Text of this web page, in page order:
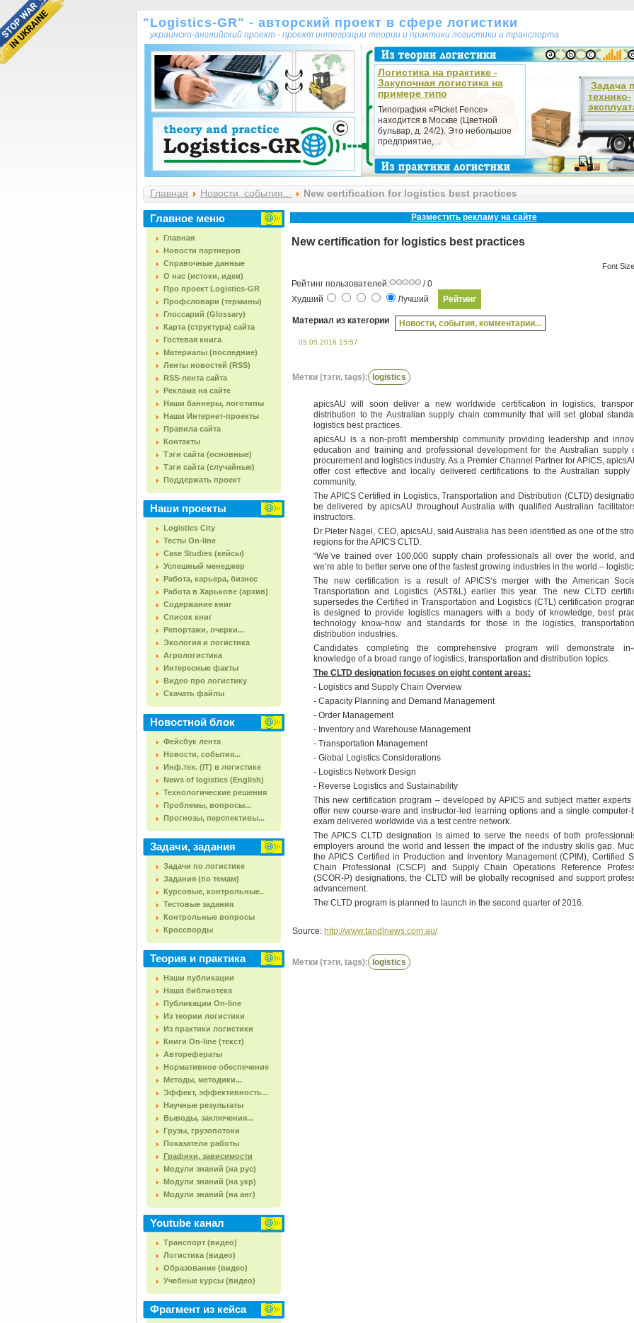
"Logistics-GR" - авторский проект в сфере логистики
украинско-английский проект - проект интеграции теории и практики логистики и транспорта
Логистика на практике -
Закупочная логистика на
примере типо
Типография «Picket Fence»
находится в Москве (Цветной
бульвар, д. 24/2). Это небольшое
предприятие, ...
Задача
технико-
Главная Новости, события... New certification for logistics best practices
Главное меню
Главная
Новости партнеров
Справочные данные
О нас (истоки, идеи)
Про проект Logistics-GR
Профсловари (термины)
Глоссарий (Glossary)
Карта (структура) сайта
Гостевая книга
Материалы (последние)
Ленты новостей (RSS)
RSS-лента сайта
Реклама на сайте
Наши баннеры, логотипы
Наши Интернет-проекты
Правила сайта
Контакты
Тэги сайта (основные)
Тэги сайта (случайные)
Поддержать проект
Наши проекты
Logistics City
Тесты On-line
Case Studies (кейсы)
Успешный менеджер
Работа, карьера, бизнес
Работа в Харькове (архив)
Содержание книг
Список книг
Репортажи, очерки...
Экология и логистика
Агрологистика
Интересные факты
Видео про логистику
Скачать файлы
Новостной блок
Фейсбук лента
Новости, события...
Инф.тех. (IT) в логистике
News of logistics (English)
Технологические решения
Проблемы, вопросы...
Прогнозы, перспективы...
Задачи, задания
Задачи по логистике
Задания (по темам)
Курсовые, контрольные..
Тестовые задания
Контрольные вопросы
Кроссворды
Теория и практика
Наши публикации
Наша библиотека
Публикации On-line
Из теории логистики
Из практики логистики
Книги On-line (текст)
Авторефераты
Нормативное обеспечение
Методы, методики...
Эффект, эффективность...
Научные результаты
Выводы, заключения...
Грузы, грузопотоки
Показатели работы
Графики, зависимости
Модули знаний (на рус)
Модули знаний (на укр)
Модули знаний (на анг)
Youtube канал
Транспорт (видео)
Логистика (видео)
Образование (видео)
Учебные курсы (видео)
Фрагмент из кейса
Разместить рекламу на сайте
New certification for logistics best practices
Font Size
Рейтинг пользователей:
/ 0
Худший
Лучший
Материал из категории Новости, события, комментарии...
05.05.2016 15:57
Метки (тэги, tags): logistics
apicsAU will soon deliver a new worldwide certification in logistics,
distribution to the Australian supply chain community that will set global
logistics best practices.
apicsAU is a non-profit membership community providing leadership and
education and training and professional development for the Australian supply
procurement and logistics industry. As a Premier Channel Partner for APICS,
offer cost effective and locally delivered certifications to the Australian supply
community.
The APICS Certified in Logistics, Transportation and Distribution (CLTD)
be delivered by apicsAU throughout Australia with qualified Australian
instructors.
Dr Pieter Nagel, CEO, apicsAU, saidAustralia has been identified as one of the
regions for the APICS CLTD.
“We’ve trained over 100,000 supply chain professionals all over the world,
we‘re able to better serve one of the fastest growing industries in the world –
The new certification is a result of APICS‘s merger with the American
Transportation and Logistics (AST&L) earlier this year. The new CLTD
supersedes the Certified in Transportation and Logistics (CTL) certification
is designed to provide logistics managers with a body of knowledge, best
technology know-how and standards for those in the logistics,
distribution industries.
Candidates completing the comprehensive program will demonstrate in-
knowledge of a broad range of logistics, transportation and distribution topics.
The CLTD designation focuses on eight content areas:
- Logistics and Supply Chain Overview
- Capacity Planning and Demand Management
- Order Management
- Inventory and Warehouse Management
- Transportation Management
- Global Logistics Considerations
- Logistics Network Design
- Reverse Logistics and Sustainability
This new certification program – developed by APICS and subject matter
offer new course-ware and instructor-led learning options and a single computer-
exam delivered worldwide via a test centre network.
The APICS CLTD designation is aimed to serve the needs of both
employers around the world and lessen the impact of the industry skills gap.
the APICS Certified in Production and Inventory Management (CPIM), Certified
Chain Professional (CSCP) and Supply Chain Operations Reference
(SCOR-P) designations, the CLTD will be globally recognised and support
advancement.
The CLTD program is planned to launch in the second quarter of 2016.
Source: http://www.tandlnews.com.au/
Метки (тэги, tags): logistics